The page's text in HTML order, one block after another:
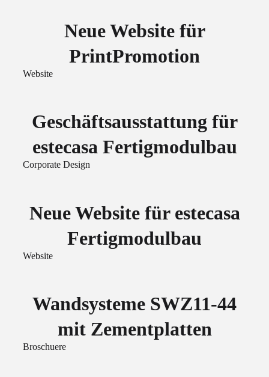
Neue Website für
PrintPromotion
Website
Geschäftsausstattung für
estecasa Fertigmodulbau
Corporate Design
Neue Website für estecasa
Fertigmodulbau
Website
Wandsysteme SWZ11-44
mit Zementplatten
Broschuere